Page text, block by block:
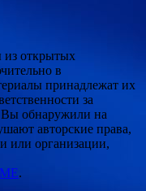
из открытых
в
принадлежат их
за
Вы обнаружили на
авторские права,
или организации,
.